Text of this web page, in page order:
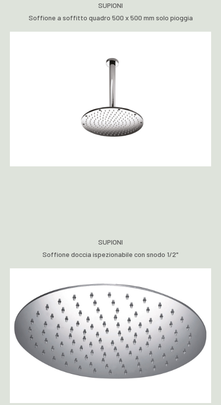
SUPIONI
Soffione a soffitto quadro 500 x 500 mm solo pioggia
SUPIONI
Soffione doccia ispezionabile con snodo 1/2"